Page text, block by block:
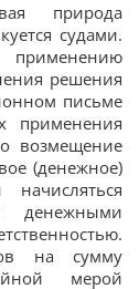
природа
судами.
решения
письме
применения
возмещение
(денежное)
денежными
на сумму
мерой